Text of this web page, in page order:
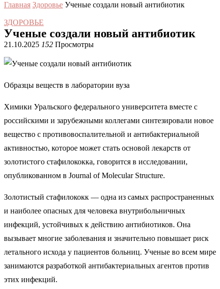
Главная Здоровье Ученые создали новый антибиотик
ЗДОРОВЬЕ
Ученые создали новый антибиотик
21.10.2025 152 Просмотры
Образцы веществ в лаборатории вуза
Химики Уральского федерального университета вместе с
российскими и зарубежными коллегами синтезировали новое
вещество с противовоспалительной и антибактериальной
активностью, которое может стать основой лекарств от
золотистого стафилококка, говорится в исследовании,
опубликованном в Journal of Molecular Structure.
Золотистый стафилококк — одна из самых распространенных
и наиболее опасных для человека внутрибольничных
инфекций, устойчивых к действию антибиотиков. Она
вызывает многие заболевания и значительно повышает риск
летального исхода у пациентов больниц. Ученые во всем мире
занимаются разработкой антибактериальных агентов против
этих инфекций.